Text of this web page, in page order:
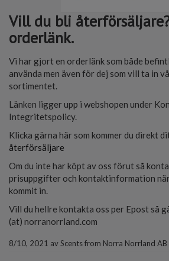
Vill du bli
orderlänk.
Vi har gjort en orderlänk som både
använda men även för dej som vill ta in
sortimentet.
Länken ligger upp i webshopen under
Integritetspolicy.
Klicka gärna här som kommer du direkt
återförsäljare
Om du inte har köpt av oss förut så
prisuppgifter och kontaktinformation
kommit in.
Vill du hellre kontakta oss per Epost så
(at) norranorrland.com
8/10, 2021 avScents from Norra Norrland AB